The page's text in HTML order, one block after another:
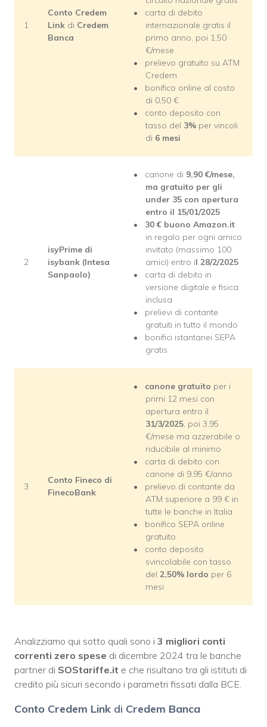
1
Conto Credem
Link di Credem
Banca
carta di debito
internazionale gratis il
primo anno, poi 1,50
€/mese
prelievo gratuito su ATM
Credem
bonifico online al costo
di 0,50 €
conto deposito con
tasso del 3% per vincoli
di 6 mesi
2
isyPrime di
isybank (Intesa
Sanpaolo)
canone di 9,90 €/mese,
ma gratuito per gli
under 35 con apertura
entro il 15/01/2025
30 € buono Amazon.it
in regalo per ogni amico
invitato (massimo 100
amici) entro il 28/2/2025
carta di debito in
versione digitale e fisica
inclusa
prelievi di contante
gratuiti in tutto il mondo
bonifici istantanei SEPA
gratis
3
Conto Fineco di
FinecoBank
canone gratuito per i
primi 12 mesi con
apertura entro il
31/3/2025, poi 3,95
€/mese ma azzerabile o
riducibile al minimo
carta di debito con
canone di 9,95 €/anno
prelievo di contante da
ATM superiore a 99 € in
tutte le banche in Italia
bonifico SEPA online
gratuito
conto deposito
svincolabile con tasso
del 2,50% lordo per 6
mesi
Analizziamo qui sotto quali sono i 3 migliori conti
correnti zero spese di dicembre 2024 tra le banche
partner di SOStariffe.it e che risultano tra gli istituti di
credito più sicuri secondo i parametri fissati dalla BCE.
Conto Credem Link di Credem Banca